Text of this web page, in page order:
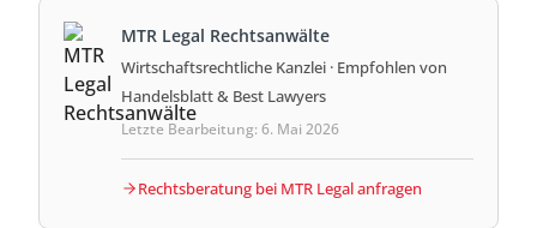
MTR Legal Rechtsanwälte
Wirtschaftsrechtliche Kanzlei · Empfohlen von
Handelsblatt & Best Lawyers
Letzte Bearbeitung: 6. Mai 2026
Rechtsberatung bei MTR Legal anfragen